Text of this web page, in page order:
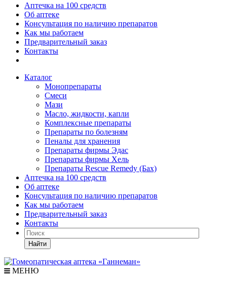
Аптечка на 100 средств
Об аптеке
Консультация по наличию препаратов
Как мы работаем
Предварительный заказ
Контакты
Каталог
Монопрепараты
Смеси
Мази
Масло, жидкости, капли
Комплексные препараты
Препараты по болезням
Пеналы для хранения
Препараты фирмы Эдас
Препараты фирмы Хель
Препараты Rescue Remedy (Бах)
Аптечка на 100 средств
Об аптеке
Консультация по наличию препаратов
Как мы работаем
Предварительный заказ
Контакты
Найти
МЕНЮ